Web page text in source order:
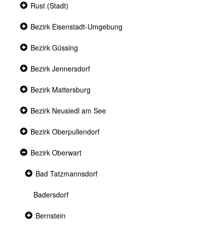
Collapsed
section
Rust (Stadt)
Collapsed
Bezirk Eisenstadt-Umgebung
Collapsed
Bezirk Güssing
Collapsed
Bezirk Jennersdorf
Collapsed
Bezirk Mattersburg
Collapsed
Bezirk Neusiedl am See
Collapsed
Bezirk Oberpullendorf
Expanded
Bezirk Oberwart
Collapsed
Bad Tatzmannsdorf
Badersdorf
Collapsed
Bernstein